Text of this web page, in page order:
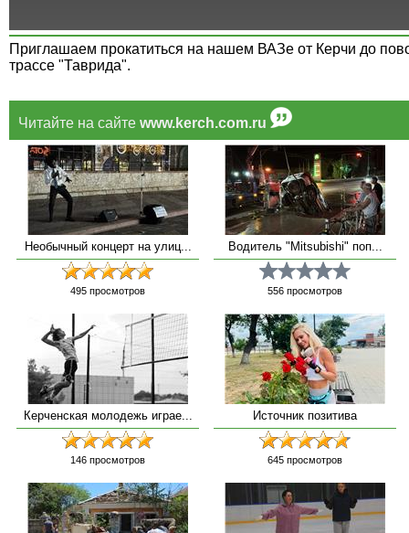
Приглашаем прокатиться на нашем ВАЗе от Керчи до
трассе "Таврида".
Читайте на сайте www.kerch.com.ru
Необычный концерт на улиц...
495 просмотров
Водитель "Mitsubishi" поп...
556 просмотров
Керченская молодежь играе...
146 просмотров
Источник позитива
645 просмотров